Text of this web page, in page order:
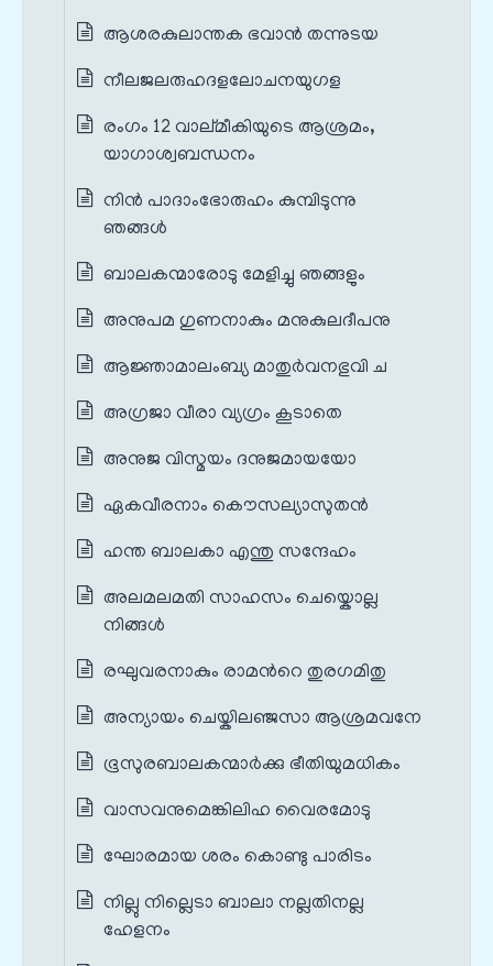
ആശരകുലാന്തക ഭവാന്‍ തന്നുടയ
നീലജലരുഹദളലോചനയുഗള
രംഗം 12 വാല്മീകിയുടെ ആശ്രമം,
യാഗാശ്വബന്ധനം
നിന്‍ പാദാംഭോരുഹം കുമ്പിടുന്നു
ഞങ്ങള്‍
ബാലകന്മാരോടു മേളിച്ചു ഞങ്ങളും
അനുപമ ഗുണനാകും മനുകുലദീപനു
ആജ്ഞാമാലംബ്യ മാതുര്‍വനഭുവി ച
അഗ്രജാ വീരാ വ്യഗ്രം കൂടാതെ
അനുജ വിസ്മയം ദനുജമായയോ
ഏകവീരനാം കൌസല്യാസുതന്‍
ഹന്ത ബാലകാ എന്തു സന്ദേഹം
അലമലമതി സാഹസം ചെയ്കൊല്ല
നിങ്ങള്‍
രഘുവരനാകും രാമന്‍റെ തുരഗമിതു
അന്യായം ചെയ്കിലഞ്ജസാ ആശ്രമവനേ
ഭൂസുരബാലകന്മാര്‍ക്കു ഭീതിയുമധികം
വാസവനുമെങ്കിലിഹ വൈരമോടു
ഘോരമായ ശരം കൊണ്ടു പാരിടം
നില്ലു നില്ലെടാ ബാലാ നല്ലതിനല്ല
ഹേളനം